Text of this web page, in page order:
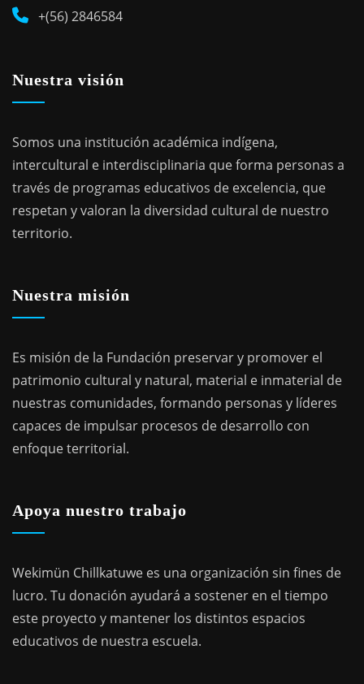
+(56) 2846584
Nuestra visión
Somos una institución académica indígena,
intercultural e interdisciplinaria que forma personas a
través de programas educativos de excelencia, que
respetan y valoran la diversidad cultural de nuestro
territorio.
Nuestra misión
Es misión de la Fundación preservar y promover el
patrimonio cultural y natural, material e inmaterial de
nuestras comunidades, formando personas y líderes
capaces de impulsar procesos de desarrollo con
enfoque territorial.
Apoya nuestro trabajo
Wekimün Chillkatuwe es una organización sin fines de
lucro. Tu donación ayudará a sostener en el tiempo
este proyecto y mantener los distintos espacios
educativos de nuestra escuela.